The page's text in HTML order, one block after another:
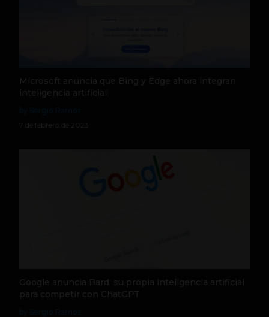
Microsoft anuncia que Bing y Edge ahora integran
inteligencia artificial
7 de febrero de 2023
Google anuncia Bard, su propia inteligencia artificial
para competir con ChatGPT